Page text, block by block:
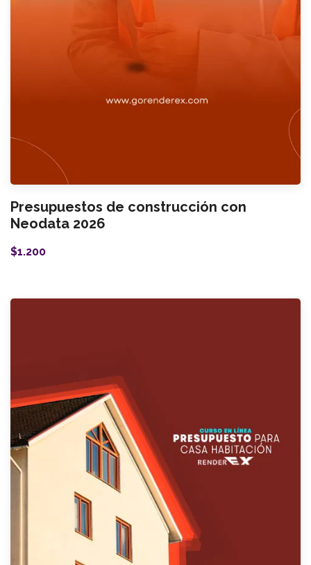
Presupuestos de construcción con
Neodata 2026
$1.200